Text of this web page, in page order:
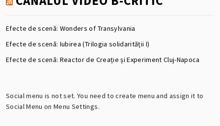
Efecte de scenă: Wonders of Transylvania
Efecte de scenă: Iubirea (Trilogia solidarității I)
Efecte de scenă: Reactor de Creație și Experiment Cluj-Napoca
Social menu is not set. You need to create menu and assign it to
Social Menu on Menu Settings.